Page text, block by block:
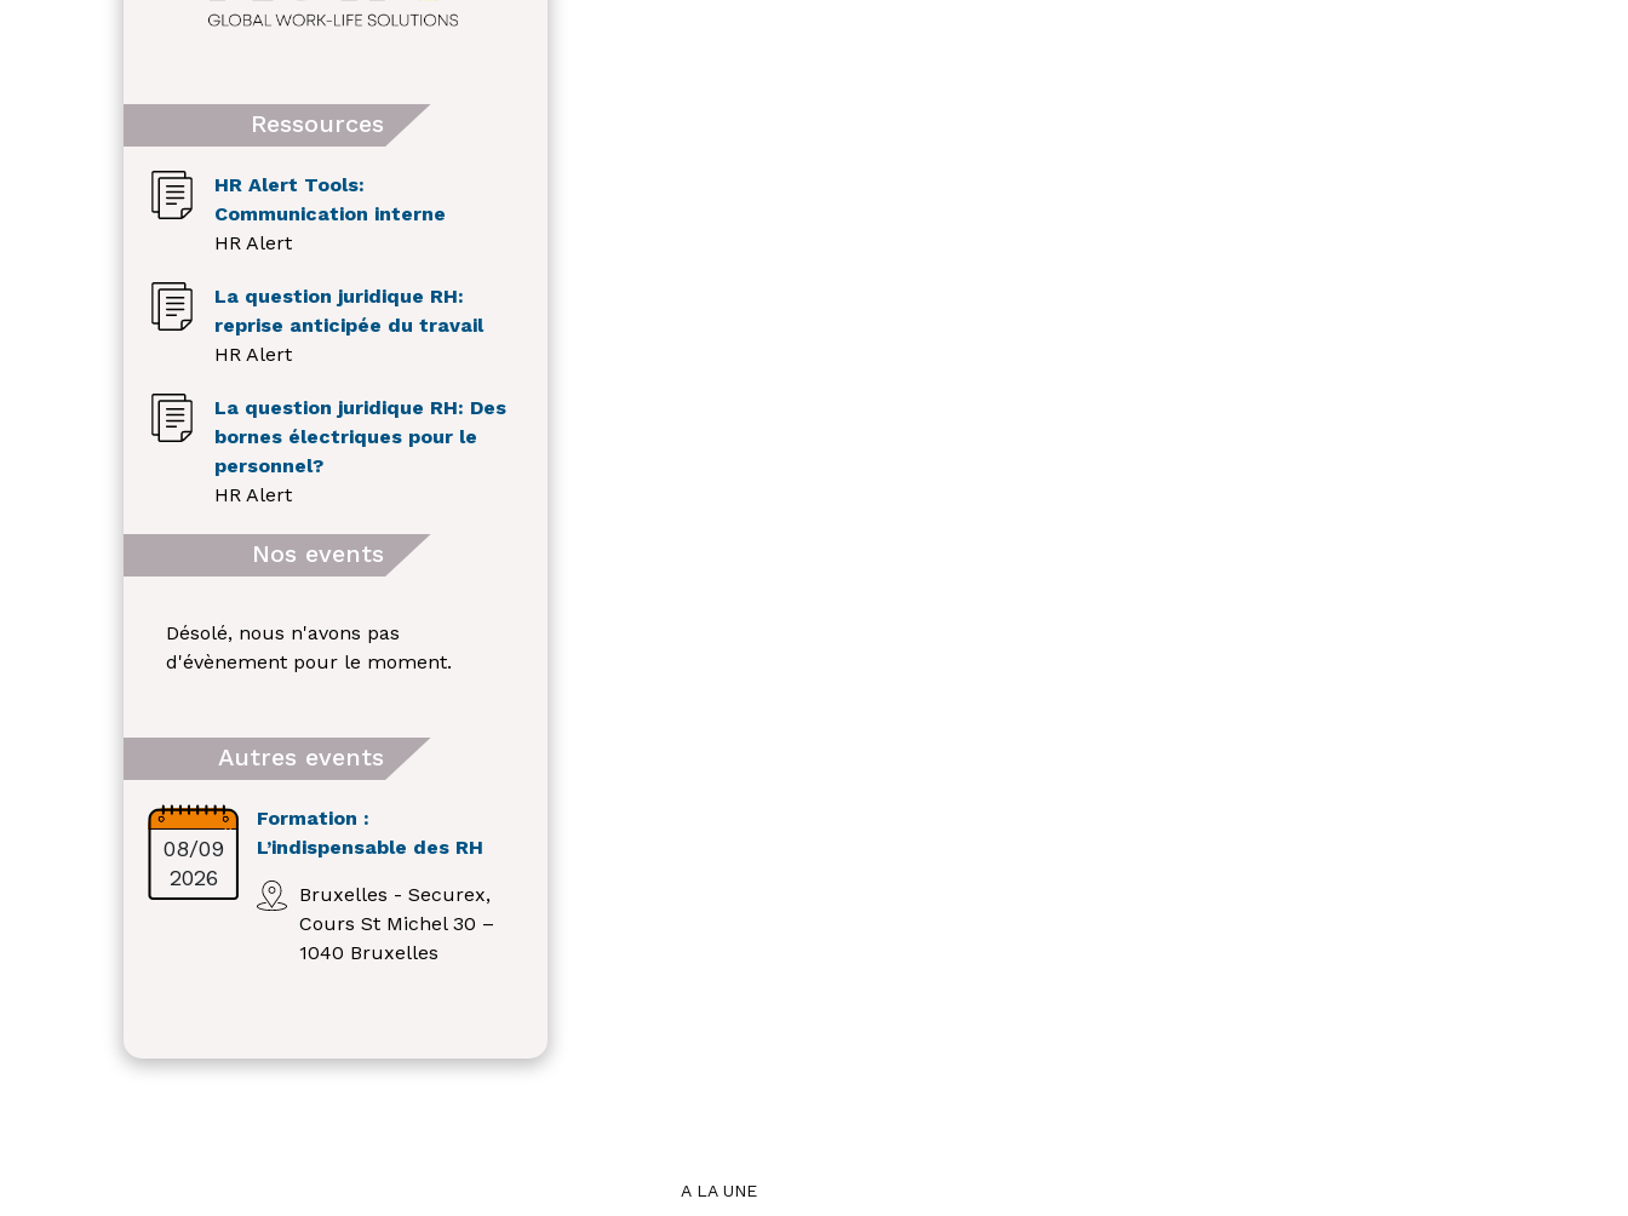
Ressources
HR Alert Tools:
Communication interne
HR Alert
La question juridique RH:
reprise anticipée du travail
HR Alert
La question juridique RH: Des
bornes électriques pour le
personnel?
HR Alert
Nos events
Désolé, nous n'avons pas
d'évènement pour le moment.
Autres events
08/09
2026
Formation :
L’indispensable des RH
Bruxelles - Securex,
Cours St Michel 30 –
1040 Bruxelles
A LA UNE